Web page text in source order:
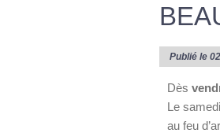
Publié le
Dès
Le
au feu